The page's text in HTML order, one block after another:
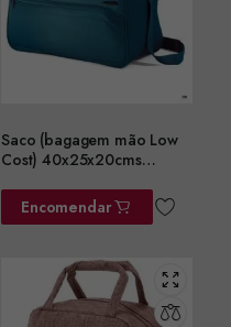
Saco (bagagem mão Low
Cost) 40x25x20cms
Encomendar